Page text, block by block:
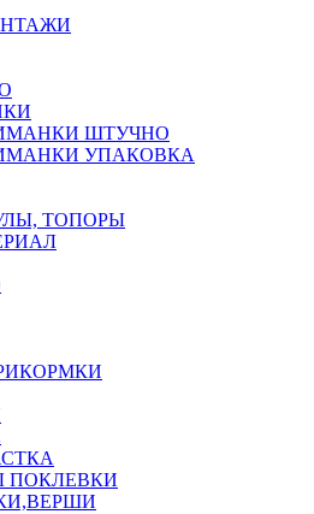
ШТУЧНО
УПАКОВКА
ТОПОРЫ
ПОКЛЕВКИ